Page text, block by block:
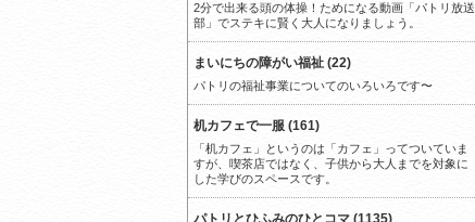
2分で出来る頭の体操！ためになる動画「パトリ放送
部」でステキに賢く大人になりましょう。
まいにちの障がい福祉 (22)
パトリの福祉事業についてのいろいろです〜
机カフェで一服 (161)
「机カフェ」というのは「カフェ」ってついていま
すが、喫茶店ではなく、子供から大人までを対象に
した学びのスペースです。
パトリとひふみのひとコマ (1135)